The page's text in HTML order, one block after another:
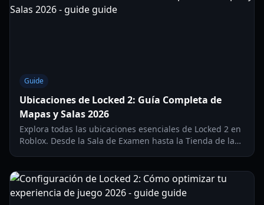
Guide
Ubicaciones de Locked 2: Guía Completa de
Mapas y Salas 2026
Explora todas las ubicaciones esenciales de Locked 2 en
Roblox. Desde la Sala de Examen hasta la Tienda de la